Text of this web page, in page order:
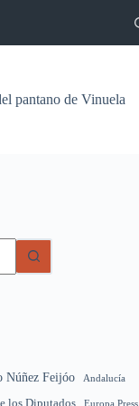
pantano de Vinuela
Núñez Feijóo Andalucía
los Diputados Europa Press